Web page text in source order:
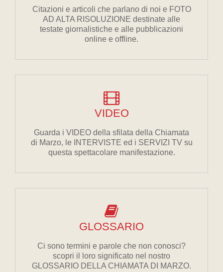
Citazioni e articoli che parlano di noi e FOTO
AD ALTA RISOLUZIONE destinate alle
testate giornalistiche e alle pubblicazioni
online e offline.
VIDEO
Guarda i VIDEO della sfilata della Chiamata
di Marzo, le INTERVISTE ed i SERVIZI TV su
questa spettacolare manifestazione.
GLOSSARIO
Ci sono termini e parole che non conosci?
scopri il loro significato nel nostro
GLOSSARIO DELLA CHIAMATA DI MARZO.